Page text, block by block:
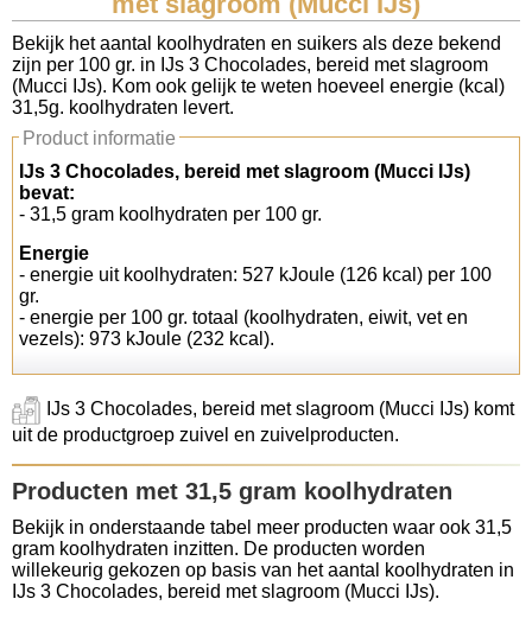
Koolhydraten tellen
Links
Bekijk het aantal koolhydraten en suikers als deze bekend
zijn per 100 gr. in IJs 3 Chocolades, bereid met slagroom
(Mucci IJs). Kom ook gelijk te weten hoeveel energie (kcal)
31,5g. koolhydraten levert.
Product informatie
IJs 3 Chocolades, bereid met slagroom (Mucci IJs)
bevat:
- 31,5 gram koolhydraten per 100 gr.
Energie
- energie uit koolhydraten: 527 kJoule (126 kcal) per 100
gr.
- energie per 100 gr. totaal (koolhydraten, eiwit, vet en
vezels): 973 kJoule (232 kcal).
IJs 3 Chocolades, bereid met slagroom (Mucci IJs) komt
uit de productgroep zuivel en zuivelproducten.
Producten met 31,5 gram koolhydraten
Bekijk in onderstaande tabel meer producten waar ook 31,5
gram koolhydraten inzitten. De producten worden
willekeurig gekozen op basis van het aantal koolhydraten in
IJs 3 Chocolades, bereid met slagroom (Mucci IJs).